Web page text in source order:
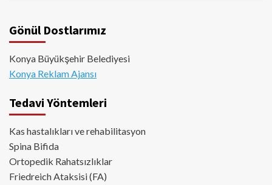
Gönül Dostlarımız
Konya Büyükşehir Belediyesi
Konya Reklam Ajansı
Tedavi Yöntemleri
Kas hastalıkları ve rehabilitasyon
Spina Bifida
Ortopedik Rahatsızlıklar
Friedreich Ataksisi (FA)